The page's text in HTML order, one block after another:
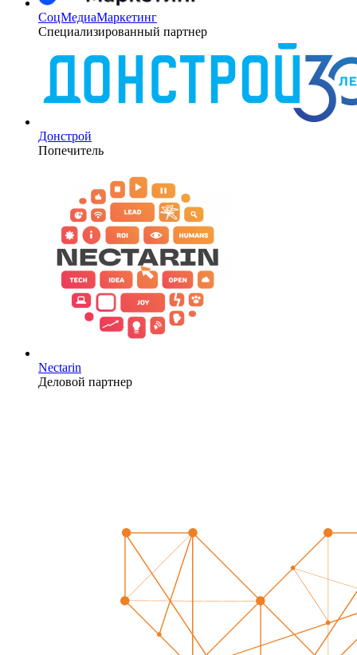
СоцМедиаМаркетинг
Специализированный партнер
Донстрой
Попечитель
Nectarin
Деловой партнер